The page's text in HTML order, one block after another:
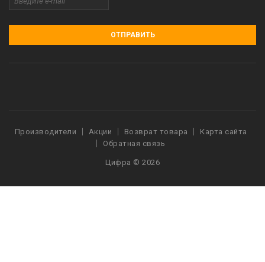
ОТПРАВИТЬ
Производители Акции Возврат товара
Карта сайта
Обратная связь
Цифра © 2026